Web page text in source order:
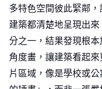
多特色空間彼此緊鄰
建築都清楚地呈現出
分之一，結果發現根
角度畫，讓建築看起
片區域，像是學校或